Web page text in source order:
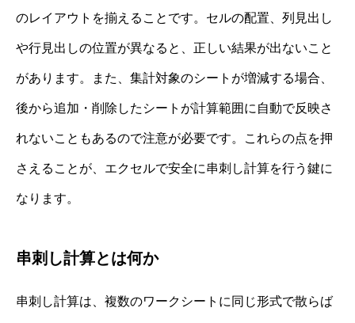
のレイアウトを揃えることです。セルの配置、列見出し
や行見出しの位置が異なると、正しい結果が出ないこと
があります。また、集計対象のシートが増減する場合、
後から追加・削除したシートが計算範囲に自動で反映さ
れないこともあるので注意が必要です。これらの点を押
さえることが、エクセルで安全に串刺し計算を行う鍵に
なります。
串刺し計算とは何か
串刺し計算は、複数のワークシートに同じ形式で散らば